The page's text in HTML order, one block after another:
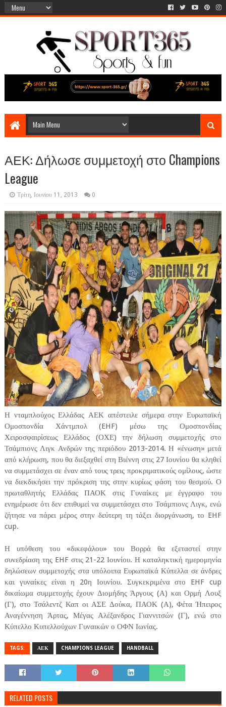
ΑΕΚ: Δήλωσε συμμετοχή στο Champions
League
Τρίτη, Ιουνίου 11, 2013 0
Η νταμπλούχος Ελλάδας ΑΕΚ απέστειλε σήμερα στην Ευρωπαϊκή
Ομοσπονδία Χάντμπολ (EHF) μέσω της Ομοσπονδίας
Χειροσφαιρίσεως Ελλάδος (ΟΧΕ) την δήλωση συμμετοχής στο
Τσάμπιονς Λιγκ Ανδρών της περιόδου 2013-2014. Η «ένωση» μετά
από κλήρωση, που θα διεξαχθεί στη Βιέννη στις 27 Ιουνίου θα κληθεί
να συμμετάσχει σε έναν από τους τρεις προκριματικούς ομίλους, ώστε
να διεκδικήσει την πρόκριση της στην κυρίως φάση του θεσμού. Ο
πρωταθλητής Ελλάδας ΠΑΟΚ στις Γυναίκες με έγγραφο του
ενημέρωσε ότι δεν επιθυμεί να συμμετάσχει στο Τσάμπιονς Λιγκ, ενώ
ζήτησε να πάρει μέρος στην δεύτερη τη τάξει διοργάνωση, το EHF
cup.
Η υπόθεση του «δικεφάλου» του Βορρά θα εξεταστεί στην
συνεδρίαση της EHF στις 21-22 Ιουνίου. Η καταληκτική ημερομηνία
δηλώσεων συμμετοχής στα υπόλοιπα Ευρωπαϊκά Κύπελλα σε άνδρες
και γυναίκες είναι η 20η Ιουνίου. Συγκεκριμένα στο EHF cup
δικαίωμα συμμετοχής έχουν Διομήδης Άργους (Α) και Ορμή Λουξ
(Γ), στο Τσάλεντζ Καπ οι ΑΣΕ Δούκα, ΠΑΟΚ (Α), Φέτα Ήπειρος
Αναγέννηση Άρτας, Μέγας Αλέξανδρος Γιαννιτσών (Γ), ενώ στο
Κύπελλο Κυπελλούχων Γυναικών ο ΟΦΝ Ιωνίας.
TAGS: ΑΕΚ CHAMPIONS LEAGUE HANDBALL
RELATED POSTS